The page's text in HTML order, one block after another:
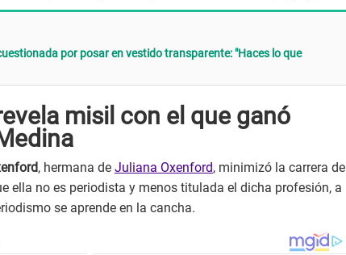
por posar en vestido transparente: "Haces lo que
misil con el que ganó
, hermana de Juliana Oxenford, minimizó la carrera de
ella no es periodista y menos titulada el dicha profesión, a
se aprende en la cancha.